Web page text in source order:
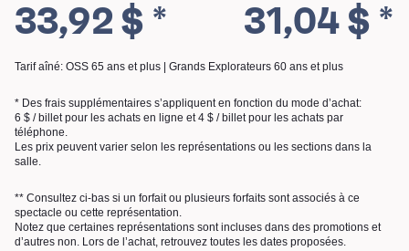
RECHERCHE
33,92 $ * 31,04 $ *
Tarif aîné: OSS 65 ans et plus | Grands Explorateurs 60 ans et plus
* Des frais supplémentaires s’appliquent en fonction du mode d’achat:
6 $ / billet pour les achats en ligne et 4 $ / billet pour les achats par
téléphone.
Les prix peuvent varier selon les représentations ou les sections dans la
salle.
** Consultez ci-bas si un forfait ou plusieurs forfaits sont associés à ce
spectacle ou cette représentation.
Notez que certaines représentations sont incluses dans des promotions et
d’autres non. Lors de l’achat, retrouvez toutes les dates proposées.